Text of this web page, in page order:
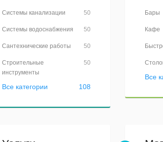
50
Системы канализации
50
Системы водоснабжения
50
Сантехнические работы
50
Строительные
инструменты
108
Все категории
Бары
Кафе
Все